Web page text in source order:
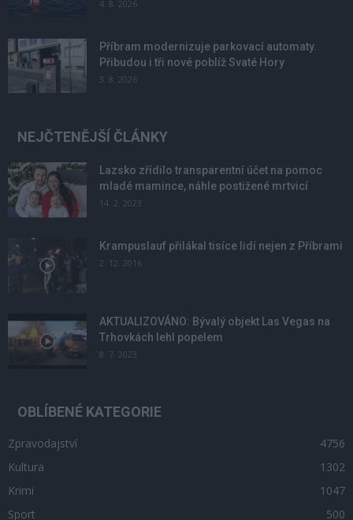
4. 8. 2026
Příbram modernizuje parkovací automaty.
Přibudou i tři nové poblíž Svaté Hory
3. 8. 2026
NEJČTENĚJŠÍ ČLÁNKY
Lazsko zřídilo transparentní účet na pomoc
mladé mamince, náhle postižené mrtvicí
14. 2. 2023
Krampuslauf přilákal tisíce lidí nejen z Příbrami
2. 12. 2016
AKTUALIZOVÁNO: Bývalý objekt Las Vegas na
Trhovkách lehl popelem
8. 7. 2023
OBLÍBENÉ KATEGORIE
Zpravodajství
4756
Kultura
1302
Krimi
1047
Sport
500